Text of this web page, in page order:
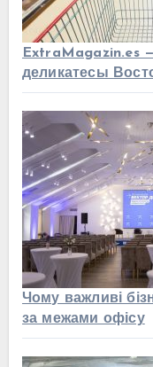
ExtraMagazin.es
деликатесы
Чому важливі
за межами офісу